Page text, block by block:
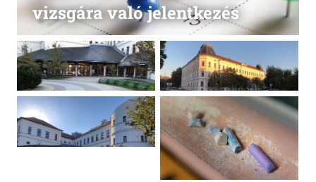
vizsgára való jelentkezés